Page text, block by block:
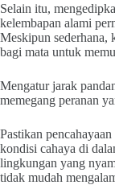
Selain itu,
kelembapan alami
Meskipun sederhana,
bagi mata untuk
Mengatur jarak
memegang peranan
Pastikan
kondisi cahaya di
lingkungan yang
tidak mudah